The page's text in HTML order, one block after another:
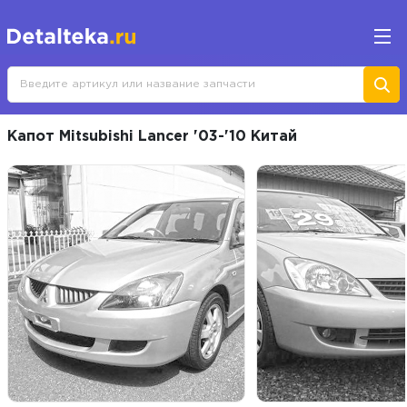
Капот Mitsubishi Lancer '03-'10 Китай